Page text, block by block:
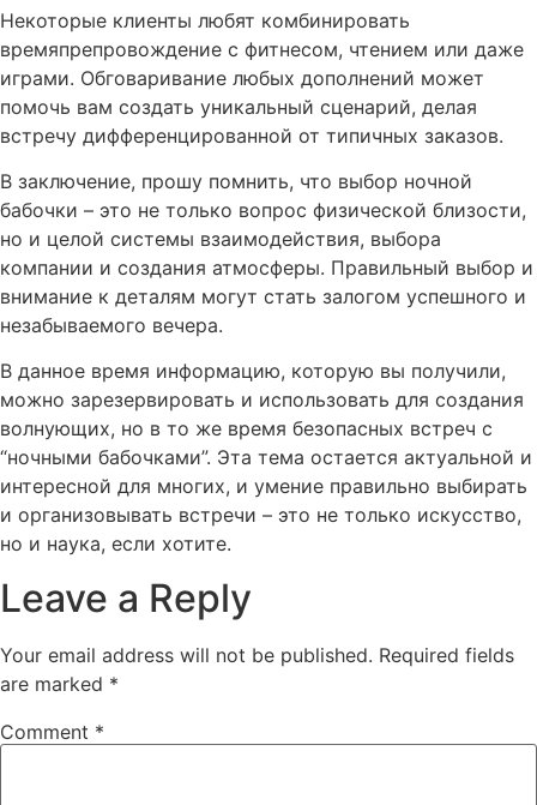
Некоторые клиенты любят комбинировать
времяпрепровождение с фитнесом, чтением или даже
играми. Обговаривание любых дополнений может
помочь вам создать уникальный сценарий, делая
встречу дифференцированной от типичных заказов.
В заключение, прошу помнить, что выбор ночной
бабочки – это не только вопрос физической близости,
но и целой системы взаимодействия, выбора
компании и создания атмосферы. Правильный выбор и
внимание к деталям могут стать залогом успешного и
незабываемого вечера.
В данное время информацию, которую вы получили,
можно зарезервировать и использовать для создания
волнующих, но в то же время безопасных встреч с
“ночными бабочками”. Эта тема остается актуальной и
интересной для многих, и умение правильно выбирать
и организовывать встречи – это не только искусство,
но и наука, если хотите.
Leave a Reply
Your email address will not be published. Required fields
are marked *
Comment *